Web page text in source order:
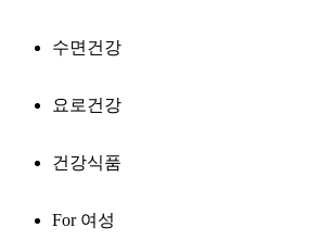
수면건강
요로건강
건강식품
For 여성